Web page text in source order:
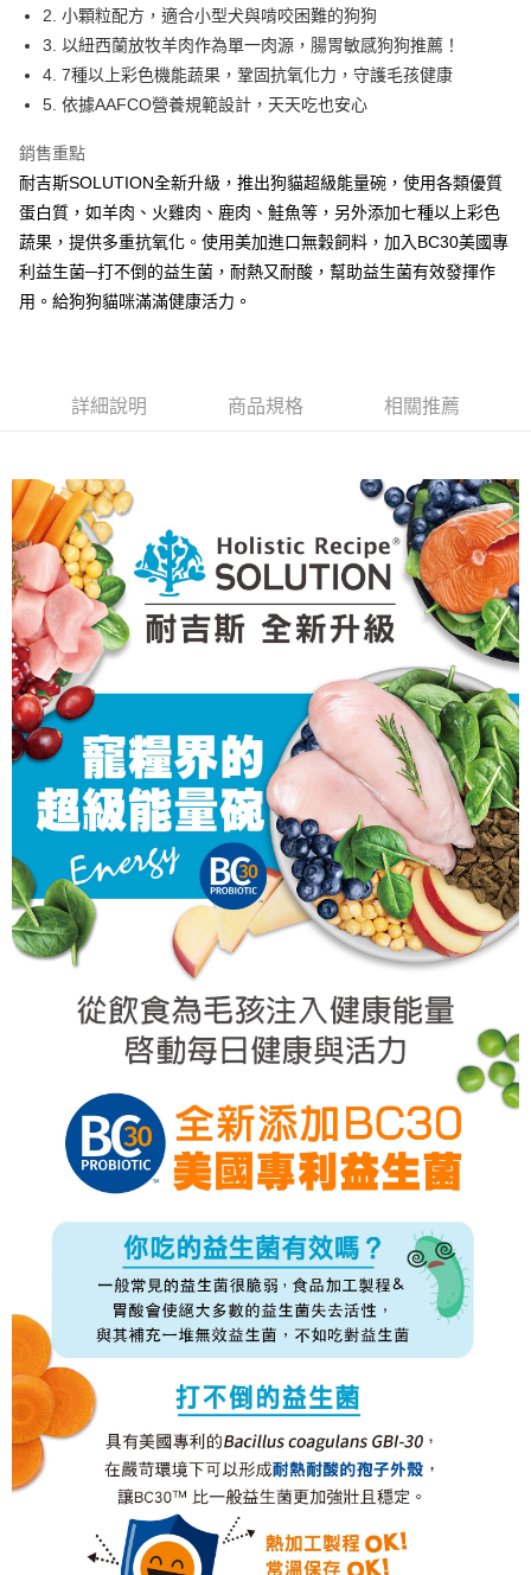
成交易。
3.實際核准額度、可分期數及費用金額請依後續交易確認頁面所載為準。
4.訂單成立30分鐘內，如未前往確認交易或遇審核未通過，訂單將自動取
消。如遇「轉專審核」未通過狀況，表示未達大哥付你分期系統評分，恕無
法說明評估內容。
1.分期款項不併入電信帳單，「大哥付你分期」於每月結算日後寄送繳費提
醒簡訊。
2.透過簡訊連結打開帳單後，可選擇「超商條碼／台灣大直營門市／銀行轉
帳／街口支付／iPASS MONEY」等通路繳費。
1.本服務係由「台灣大哥大股份有限公司」（以下簡稱本公司）所提供，讓
用戶於交易時，得透過本服務購買商品或服務，並由商店將買賣／分期付款
3.完整用戶服務條款，請詳閱以下連結：https://oppay.tw/userRule
【關於「AFTEE先享後付」】
便利好安心！
１．簡單：不需註冊會員、不需綁卡、不需儲值。
２．便利：只要手機號碼，簡訊認證，即可結帳。
３．安心：先確認商品／服務後，再付款。
【「AFTEE先享後付」結帳流程】
１．於結帳方式選擇「AFTEE先享後付」後，將跳轉至「AFTEE先享後付」
結帳頁面，進行簡訊認證並確認金額後，即可完成結帳。
２．訂單成立數日內，您將收到繳費通知簡訊。
３．收到繳費通知簡訊後14天內，點擊此簡訊中的連結，可透過四大超商／
ATM／網路銀行／等多元方式進行付款，方視為交易完成。
購買商品的店家。未經商家同意取消之訂單仍視為有效，需透過AFTEE先享
客戶支援中心」 https://netprotections.freshdesk.com/support/home
易，需依本服務之必要範圍內提供個人資料，並將交易相關給付款項請求債
權轉讓予恩沛科技股份有限公司。
２．關於個人資料處理事宜，請瀏覽以下網址：
https://aftee.tw/terms/#terms3
３．未成年的使用者請事先徵得法定代理人或監護人之同意方可使用
「AFTEE先享後付」，若未經同意申辦者引起之損失，本公司不負相關責
任。
４．使用「AFTEE先享後付」時，將依據個別帳號之用戶狀況，依本公司即
時審查核予不同之上限額度；若仍有額度不足之情形，本公司將視審查結果
請求用戶進行身份認證。
５．嚴禁一人註冊多個帳號或使用他人資訊註冊。若發現惡意使用之情形，
恩沛科技股份有限公司將有權停止該用戶之使用額度並採取法律行動。
ATM付款
貨到付款
每筆NT$65，滿NT$1,000(含以上)免運費
付款後全家取貨
每筆NT$65，滿NT$1,000(含以上)免運費
付款後7-11取貨
每筆NT$95，滿NT$1,000(含以上)免運費
離島宅配
每筆NT$180
貨到付款
每筆NT$95，滿NT$1,000(含以上)免運費
2. 小顆粒配方，適合小型犬與啃咬困難的狗狗
3. 以紐西蘭放牧羊肉作為單一肉源，腸胃敏感狗狗推薦！
4. 7種以上彩色機能蔬果，鞏固抗氧化力，守護毛孩健康
5. 依據AAFCO營養規範設計，天天吃也安心
銷售重點
耐吉斯SOLUTION全新升級，推出狗貓超級能量碗，使用各類優質
蛋白質，如羊肉、火雞肉、鹿肉、鮭魚等，另外添加七種以上彩色
蔬果，提供多重抗氧化。使用美加進口無穀飼料，加入BC30美國專
利益生菌─打不倒的益生菌，耐熱又耐酸，幫助益生菌有效發揮作
用。給狗狗貓咪滿滿健康活力。
詳細說明 商品規格 相關推薦